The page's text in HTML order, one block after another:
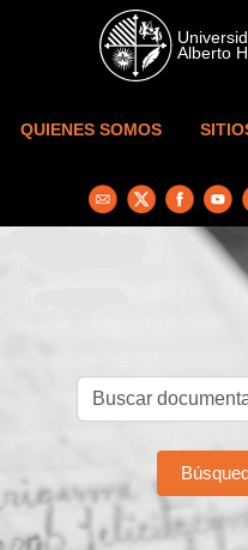
Skip to main content
QUIENES SOMOS